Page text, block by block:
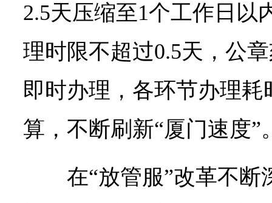
2.5天压缩至1个工作日以
理时限不超过0.5天，公
即时办理，各环节办理
算，不断刷新“厦门速度”
在“放管服”改革不